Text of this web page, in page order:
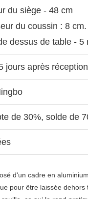
du siège - 48 cm
du coussin : 8 cm.
dessus de table - 5
jours après
de 30%, solde de
d'un cadre en
pour être laissée dehors